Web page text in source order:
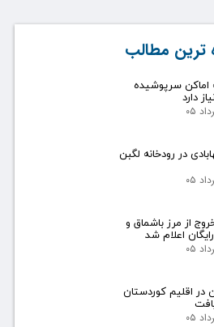
ترین مطالب
اماکن سرپوشیده
دارد
در رودخانه لگبن
از مرز باشماق و
اعلام شد
در اقلیم کوردستان